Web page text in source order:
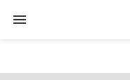
Warning : Trying to access array offset